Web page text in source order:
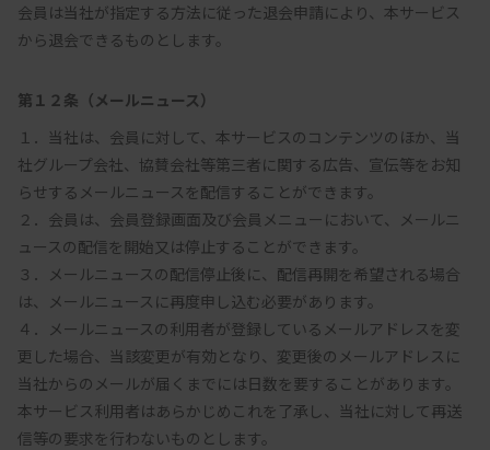
会員は当社が指定する方法に従った退会申請により、本サービス
から退会できるものとします。
第１２条（メールニュース）
１．当社は、会員に対して、本サービスのコンテンツのほか、当
社グループ会社、協賛会社等第三者に関する広告、宣伝等をお知
らせするメールニュースを配信することができます。
２．会員は、会員登録画面及び会員メニューにおいて、メールニ
ュースの配信を開始又は停止することができます。
３．メールニュースの配信停止後に、配信再開を希望される場合
は、メールニュースに再度申し込む必要があります。
４．メールニュースの利用者が登録しているメールアドレスを変
更した場合、当該変更が有効となり、変更後のメールアドレスに
当社からのメールが届くまでには日数を要することがあります。
本サービス利用者はあらかじめこれを了承し、当社に対して再送
信等の要求を行わないものとします。